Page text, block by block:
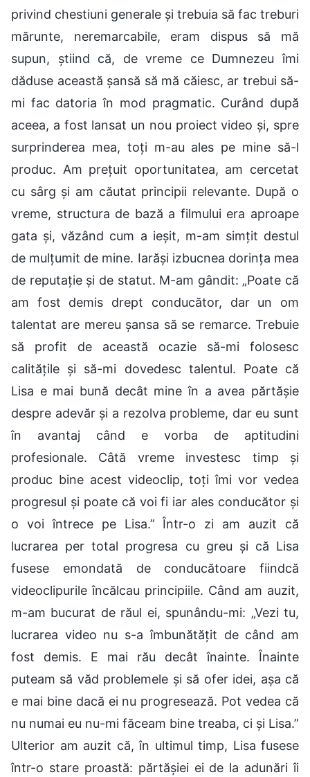
privind chestiuni generale și trebuia să fac treburi
mărunte, neremarcabile, eram dispus să mă
supun, știind că, de vreme ce Dumnezeu îmi
dăduse această șansă să mă căiesc, ar trebui să-
mi fac datoria în mod pragmatic. Curând după
aceea, a fost lansat un nou proiect video și, spre
surprinderea mea, toți m-au ales pe mine să-l
produc. Am prețuit oportunitatea, am cercetat
cu sârg și am căutat principii relevante. După o
vreme, structura de bază a filmului era aproape
gata și, văzând cum a ieșit, m-am simțit destul
de mulțumit de mine. Iarăși izbucnea dorința mea
de reputație și de statut. M-am gândit: „Poate că
am fost demis drept conducător, dar un om
talentat are mereu șansa să se remarce. Trebuie
să profit de această ocazie să-mi folosesc
calitățile și să-mi dovedesc talentul. Poate că
Lisa e mai bună decât mine în a avea părtășie
despre adevăr și a rezolva probleme, dar eu sunt
în avantaj când e vorba de aptitudini
profesionale. Câtă vreme investesc timp și
produc bine acest videoclip, toți îmi vor vedea
progresul și poate că voi fi iar ales conducător și
o voi întrece pe Lisa.” Într-o zi am auzit că
lucrarea per total progresa cu greu și că Lisa
fusese emondată de conducătoare fiindcă
videoclipurile încălcau principiile. Când am auzit,
m-am bucurat de răul ei, spunându-mi: „Vezi tu,
lucrarea video nu s-a îmbunătățit de când am
fost demis. E mai rău decât înainte. Înainte
puteam să văd problemele și să ofer idei, așa că
e mai bine dacă ei nu progresează. Pot vedea că
nu numai eu nu-mi făceam bine treaba, ci și Lisa.”
Ulterior am auzit că, în ultimul timp, Lisa fusese
într-o stare proastă: părtășiei ei de la adunări îi